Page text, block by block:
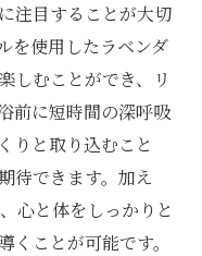
注目することが大切
を使用したラベンダ
しむことができ、リ
前に短時間の深呼吸
りと取り込むこと
待できます。加え
心と体をしっかりと
ことが可能です。